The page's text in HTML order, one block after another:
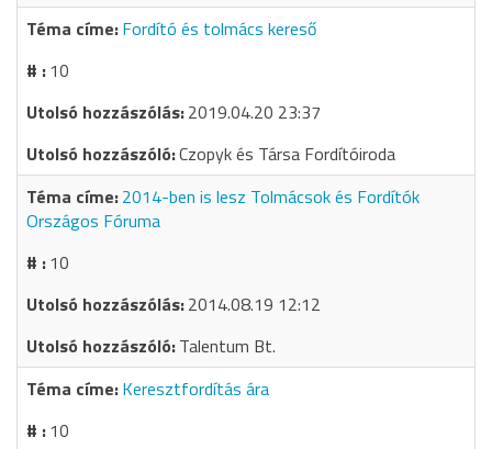
Fordító és tolmács kereső
10
2019.04.20 23:37
Czopyk és Társa Fordítóiroda
2014-ben is lesz Tolmácsok és Fordítók
Országos Fóruma
10
2014.08.19 12:12
Talentum Bt.
Keresztfordítás ára
10